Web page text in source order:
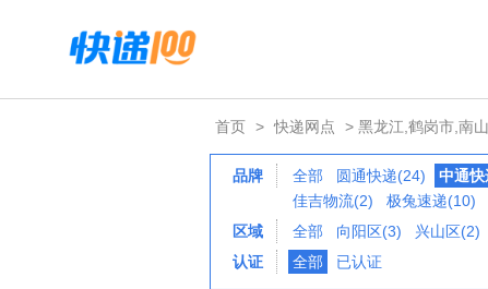
首页 > 快递网点 > 黑龙江,鹤岗市,南
品牌 全部 圆通快递(24) 中通快
佳吉物流(2)
极兔速递(10)
区域
全部 向阳区(3) 兴山区(2)
认证
全部 已认证